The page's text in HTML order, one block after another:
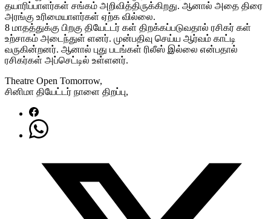
தயாரிப்பாளர்கள் சங்கம் அறிவித்திருக்கிறது. ஆனால் அதை திரை
அரங்கு உரிமையாளர்கள் ஏற்க வில்லை.
8 மாதத்துக்கு பிறகு தியேட்டர் கள் திறக்கப்படுவதால் ரசிகர் கள்
உற்சாகம் அடைந்துள் ளனர். முன்பதிவு செய்ய ஆர்வம் காட்டி
வருகின்றனர். ஆனால் புது படங்கள் ரிலீஸ் இல்லை என்பதால்
ரசிகர்கள் அப்செட்டில் உள்ளனர்.
Theatre Open Tomorrow,
சினிமா தியேட்டர் நாளை திறப்பு,